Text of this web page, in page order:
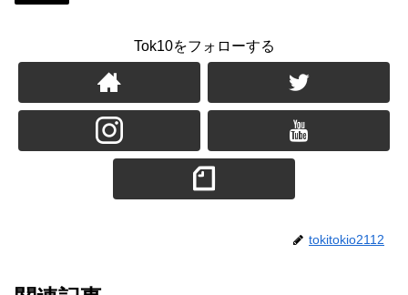
Tok10をフォローする
tokitokio2112